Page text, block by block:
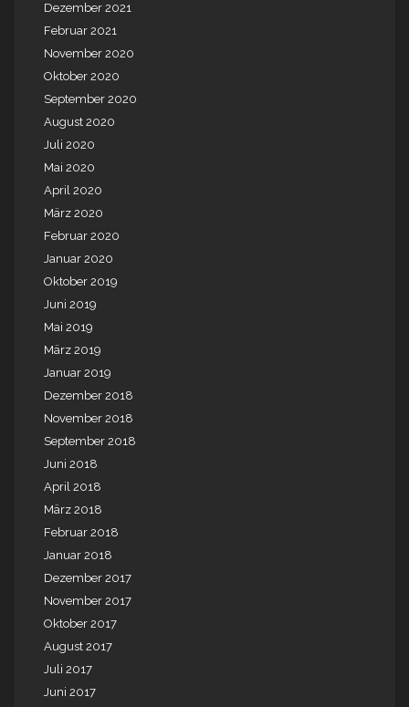
Dezember 2021
Februar 2021
November 2020
Oktober 2020
September 2020
August 2020
Juli 2020
Mai 2020
April 2020
März 2020
Februar 2020
Januar 2020
Oktober 2019
Juni 2019
Mai 2019
März 2019
Januar 2019
Dezember 2018
November 2018
September 2018
Juni 2018
April 2018
März 2018
Februar 2018
Januar 2018
Dezember 2017
November 2017
Oktober 2017
August 2017
Juli 2017
Juni 2017